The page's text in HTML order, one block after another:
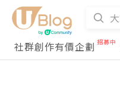
社群創作有價企劃